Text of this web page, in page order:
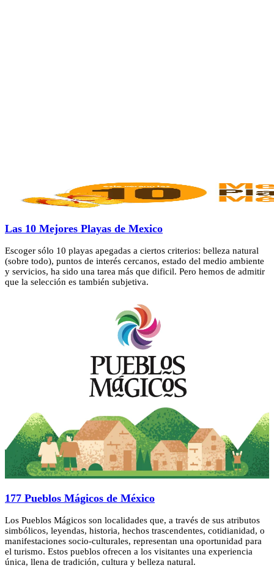
Las 10 Mejores Playas de Mexico
Escoger sólo 10 playas apegadas a ciertos criterios: belleza natural
(sobre todo), puntos de interés cercanos, estado del medio ambiente
y servicios, ha sido una tarea más que dificil. Pero hemos de admitir
que la selección es también subjetiva.
177 Pueblos Mágicos de México
Los Pueblos Mágicos son localidades que, a través de sus atributos
simbólicos, leyendas, historia, hechos trascendentes, cotidianidad, o
manifestaciones socio-culturales, representan una oportunidad para
el turismo. Estos pueblos ofrecen a los visitantes una experiencia
única, llena de tradición, cultura y belleza natural.